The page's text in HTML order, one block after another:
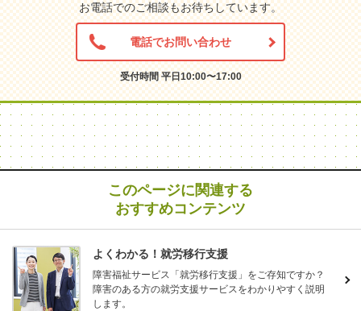
お電話でのご相談もお待ちしています。
電話でお問い合わせ
受付時間 平日10:00〜17:00
このページに関連する
おすすめコンテンツ
よくわかる！就労移行支援
障害福祉サービス「就労移行支援」をご存知ですか？
障害のある方の就労支援サービスをわかりやすく説明
します。